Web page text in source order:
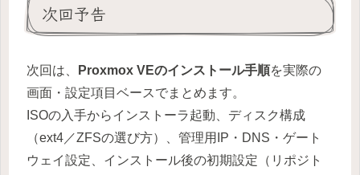
次回予告
次回は、 Proxmox VEのインストール手順を実際の
画面・設定項目ベースでまとめます。
ISOの入手からインストーラ起動、ディスク構成
（ext4／ZFSの選び方）、管理用IP・DNS・ゲート
ウェイ設定、インストール後の初期設定（リポジト